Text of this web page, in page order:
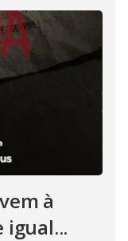
à
igual...